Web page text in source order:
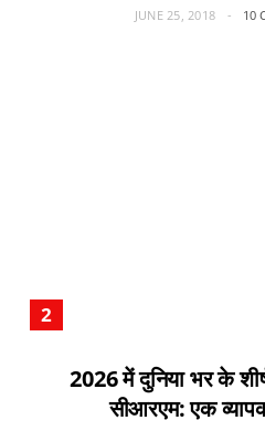
JUNE 25, 2018 10
2026 में दुनिया भर के
सीआरएम: एक व्यापक